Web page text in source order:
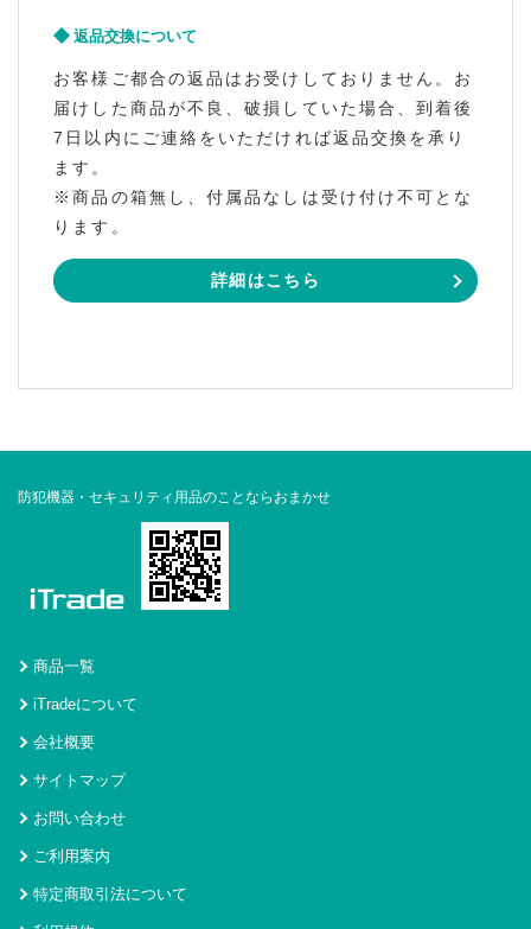
返品交換について
お客様ご都合の返品はお受けしておりません。お
届けした商品が不良、破損していた場合、到着後
7日以内にご連絡をいただければ返品交換を承り
ます。
※商品の箱無し、付属品なしは受け付け不可とな
ります。
詳細はこちら
防犯機器・セキュリティ用品のことならおまかせ
商品一覧
iTradeについて
会社概要
サイトマップ
お問い合わせ
ご利用案内
特定商取引法について